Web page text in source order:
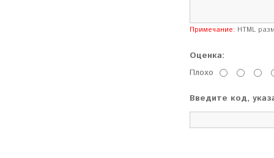
Примечание: HTML
Оценка:
Плохо
Введите код,